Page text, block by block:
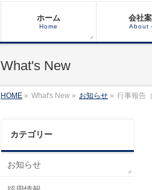
ホーム
Home
会社
About
What's New
HOME » What's New » お知らせ » 行事報告
カテゴリー
お知らせ